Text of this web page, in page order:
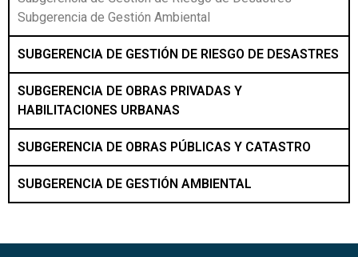
Subgerencia de Gestión Ambiental
SUBGERENCIA DE GESTIÓN DE RIESGO DE DESASTRES
SUBGERENCIA DE OBRAS PRIVADAS Y
HABILITACIONES URBANAS
SUBGERENCIA DE OBRAS PÚBLICAS Y CATASTRO
SUBGERENCIA DE GESTIÓN AMBIENTAL